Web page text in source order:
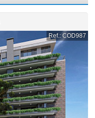
Ref.: COD987